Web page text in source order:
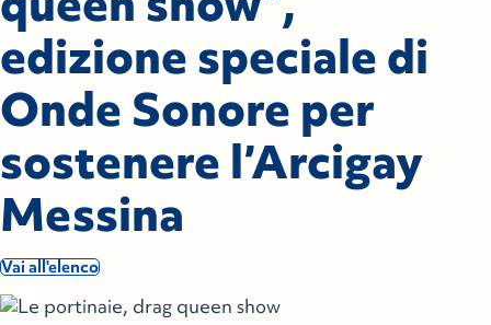
edizione speciale di
Onde Sonore per
sostenere l’Arcigay
Messina
Vai all'elenco